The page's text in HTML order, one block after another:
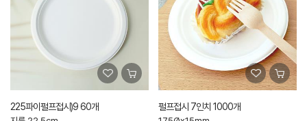
225파이펄프접시)9 60개 펄프접시 7인치 1000개